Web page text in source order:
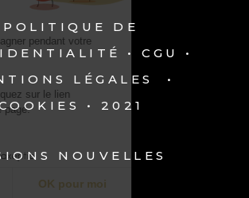
que le contenu de
avant de vous
bien vous accompagner pendant votre
par la suite, cliquez sur le lien
situé dans le pied de page.
certifiés par
Je choisis
POLITIQUE DE
•CGU
•
LÉGALES
•
• 2021
NOUVELLES